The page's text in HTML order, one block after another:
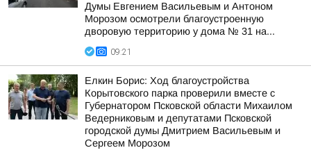
Думы Евгением Васильевым и Антоном
Морозом осмотрели благоустроенную
дворовую территорию у дома № 31 на...
09:21
Елкин Борис: Ход благоустройства
Корытовского парка проверили вместе с
Губернатором Псковской области Михаилом
Ведерниковым и депутатами Псковской
городской думы Дмитрием Васильевым и
Сергеем Морозом